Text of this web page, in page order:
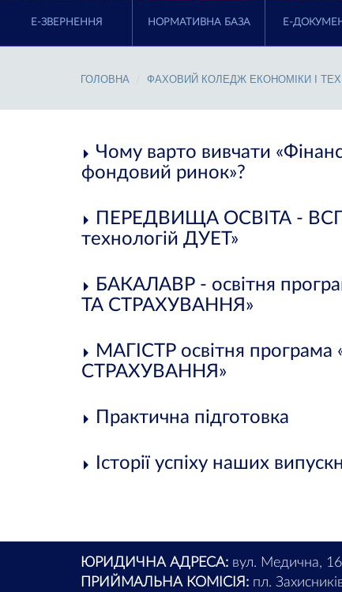
E-ЗВЕРНЕННЯ НОРМАТИВНА БАЗА Е-
ГОЛОВНА ФАХОВИЙ КОЛЕДЖ ЕКОНОМІКИ І
Чому варто вивчати
фондовий ринок»?
ПЕРЕДВИЩА ОСВІТА - ВСП
технологій ДУЕТ»
БАКАЛАВР - освітня
ТА СТРАХУВАННЯ»
МАГІСТР освітня
СТРАХУВАННЯ»
Практична підготовка
Історії успіху наших
ЮРИДИЧНА АДРЕСА: вул. Медична,
ПРИЙМАЛЬНА КОМІСІЯ: пл.